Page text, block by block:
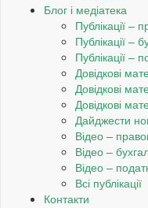
Блог і медіатека
Публікації –
Публікації –
Публікації –
Довідкові
Довідкові
Довідкові
Дайджести
Відео –
Відео –
Відео –
Всі публікації
Контакти